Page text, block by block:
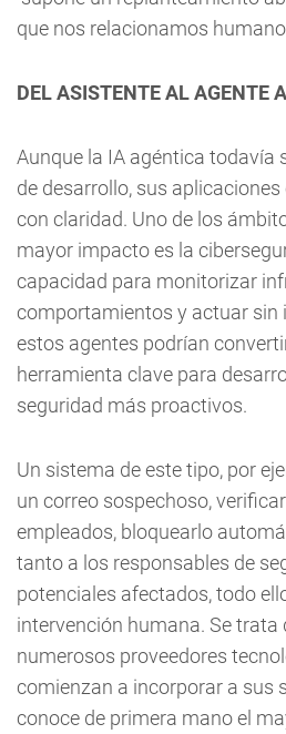
que nos relacionamos
DEL ASISTENTE AL AGENTE
Aunque la IA agéntica todavía
de desarrollo, sus
con claridad. Uno de los
mayor impacto es la
capacidad para monitorizar
comportamientos y actuar sin
estos agentes podrían
herramienta clave para
seguridad más proactivos.
Un sistema de este tipo, por
un correo sospechoso,
empleados, bloquearlo
tanto a los responsables de
potenciales afectados, todo
intervención humana. Se trata
numerosos proveedores
comienzan a incorporar a sus
conoce de primera mano el